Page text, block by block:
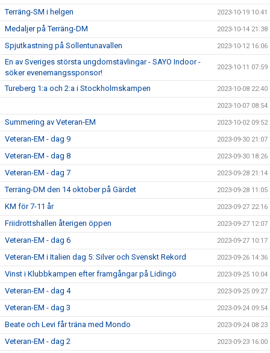
Terräng-SM i helgen 2023-10-19 10:41
Medaljer på Terräng-DM 2023-10-14 21:38
Spjutkastning på Sollentunavallen 2023-10-12 16:06
En av Sveriges största ungdomstävlingar - SAYO Indoor -
söker evenemangssponsor!
2023-10-11 07:59
Tureberg 1:a och 2:a i Stockholmskampen 2023-10-08 22:40
2023-10-07 08:54
Summering av Veteran-EM 2023-10-02 09:52
Veteran-EM - dag 9 2023-09-30 21:07
Veteran-EM - dag 8 2023-09-30 18:26
Veteran-EM - dag 7 2023-09-28 21:14
Terräng-DM den 14 oktober på Gärdet 2023-09-28 11:05
KM för 7-11 år 2023-09-27 22:16
Friidrottshallen återigen öppen 2023-09-27 12:07
Veteran-EM - dag 6 2023-09-27 10:17
Veteran-EM i Italien dag 5: Silver och Svenskt Rekord 2023-09-26 14:36
Vinst i Klubbkampen efter framgångar på Lidingö 2023-09-25 10:04
Veteran-EM - dag 4 2023-09-25 09:27
Veteran-EM - dag 3 2023-09-24 09:54
Beate och Levi får träna med Mondo 2023-09-24 08:23
Veteran-EM - dag 2 2023-09-23 16:00